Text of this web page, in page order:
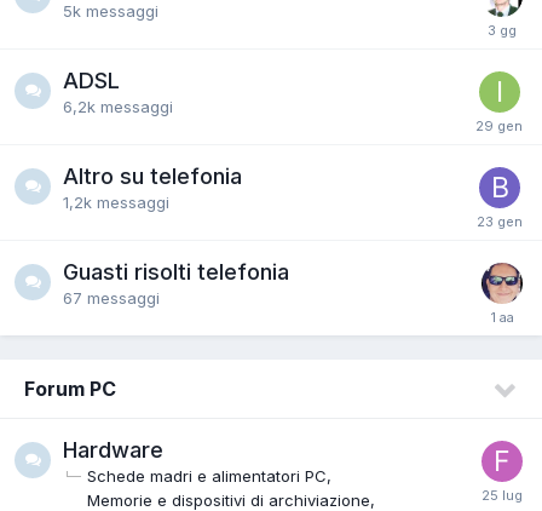
5k messaggi
ADSL
6,2k messaggi
Altro su telefonia
1,2k messaggi
Guasti risolti telefonia
67 messaggi
Forum PC
Hardware
Schede madri e alimentatori PC
Memorie e dispositivi di archiviazione